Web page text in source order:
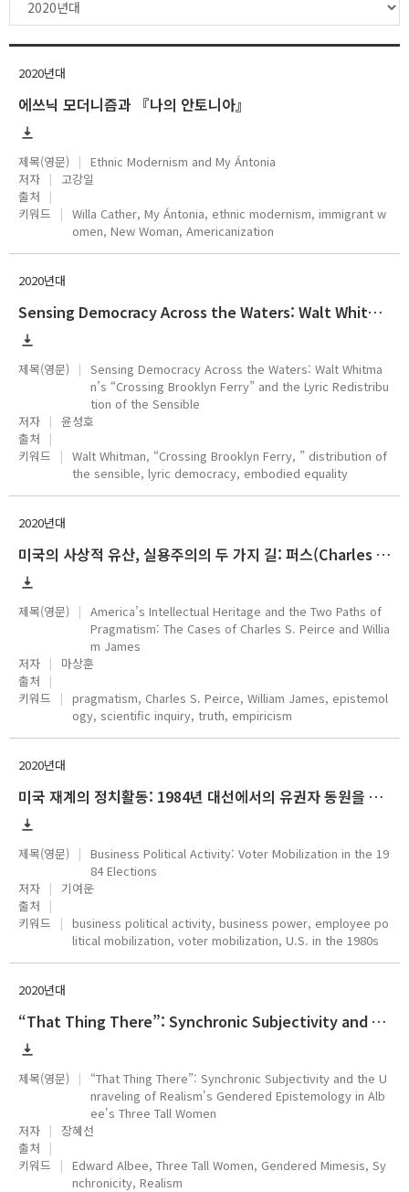
2020년대
에쓰닉 모더니즘과 『나의 안토니아』
제목(영문)
Ethnic Modernism and My Ántonia
저자
고강일
출처
키워드
Willa Cather, My Ántonia, ethnic modernism, immigrant w
omen, New Woman, Americanization
2020년대
Sensing Democracy Across the Waters: Walt Whitman’s “Crossing Brooklyn Ferry” and the Lyric Redistribution of the Sensible
제목(영문)
Sensing Democracy Across the Waters: Walt Whitma
n’s “Crossing Brooklyn Ferry” and the Lyric Redistribu
tion of the Sensible
저자
윤성호
출처
키워드
Walt Whitman, “Crossing Brooklyn Ferry, ” distribution of
the sensible, lyric democracy, embodied equality
2020년대
미국의 사상적 유산, 실용주의의 두 가지 길: 퍼스(Charles S. Peirce)와 제임스(William James)를 중심으로
제목(영문)
America’s Intellectual Heritage and the Two Paths of
Pragmatism: The Cases of Charles S. Peirce and Willia
m James
저자
마상훈
출처
키워드
pragmatism, Charles S. Peirce, William James, epistemol
ogy, scientific inquiry, truth, empiricism
2020년대
미국 재계의 정치활동: 1984년 대선에서의 유권자 동원을 중심으로
제목(영문)
Business Political Activity: Voter Mobilization in the 19
84 Elections
저자
기여운
출처
키워드
business political activity, business power, employee po
litical mobilization, voter mobilization, U.S. in the 1980s
2020년대
“That Thing There”: Synchronic Subjectivity and the Unraveling of Realism's Gendered Epistemology in Albee's Three Tall Women
제목(영문)
“That Thing There”: Synchronic Subjectivity and the U
nraveling of Realism's Gendered Epistemology in Alb
ee's Three Tall Women
저자
장혜선
출처
키워드
Edward Albee, Three Tall Women, Gendered Mimesis, Sy
nchronicity, Realism